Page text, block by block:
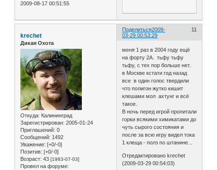
2009-08-17 00:51:55
Поделиться 11
2009-
03-29 00:53:29
krechet
Дикая Охота
Откуда: Калининград
Зарегистрирован: 2005-01-24
Приглашений: 0
Сообщений: 1492
Уважение: [+0/-0]
Позитив: [+0/-0]
Возраст: 43 [1983-07-03]
Провел на форуме:
меня 1 раз в 2004 году ещё
на форту 2А. тьфу тьфу
тьфу, с тех пор больше нет.
в Москве кстати год назад
все в один голос твердили
что полигон жутко кишит
клешами мол ахтунг и всё
такое.
В ночь перед игрой пропитали
горки всякими химикатами до
чуть сырого состояния и
после за всю игру видел тока
1 клеща - полз по штанине...
Отредактировано krechet
(2009-03-29 00:54:03)